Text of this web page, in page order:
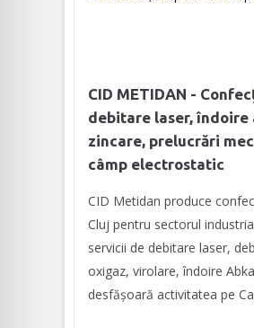
CID METIDAN -
debitare laser, îndoire
zincare, prelucrări
câmp electrostatic
CID Metidan produce
Cluj pentru sectorul
servicii de debitare laser,
oxigaz, virolare, îndoire
desfășoară activitatea pe